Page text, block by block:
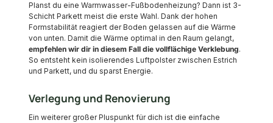
Planst du eine Warmwasser-Fußbodenheizung? Dann ist 3-
Schicht Parkett meist die erste Wahl. Dank der hohen
Formstabilität reagiert der Boden gelassen auf die Wärme
von unten. Damit die Wärme optimal in den Raum gelangt,
empfehlen wir dir in diesem Fall die vollflächige Verklebung.
So entsteht kein isolierendes Luftpolster zwischen Estrich
und Parkett, und du sparst Energie.
Verlegung und Renovierung
Ein weiterer großer Pluspunkt für dich ist die einfache